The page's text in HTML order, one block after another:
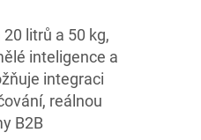
litrů a 50 kg,
inteligence a
integraci
reálnou
B2B